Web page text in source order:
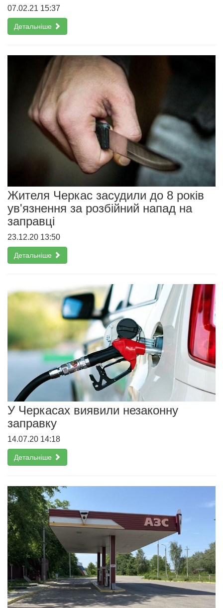
07.02.21 15:37
Детальніше
Жителя Черкас засудили до 8 років
ув'язнення за розбійний напад на
заправці
23.12.20 13:50
Детальніше
У Черкасах виявили незаконну
заправку
14.07.20 14:18
Детальніше